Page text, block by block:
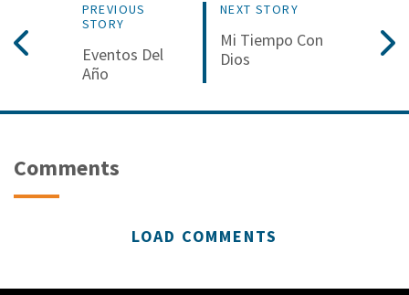
PREVIOUS
STORY
Eventos Del
Año
NEXT STORY
Mi Tiempo Con
Dios
Comments
LOAD COMMENTS